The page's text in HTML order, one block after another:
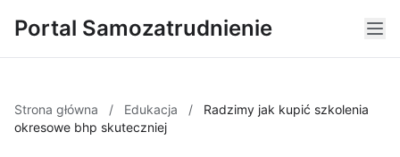
Portal Samozatrudnienie
Strona główna / Edukacja /
Radzimy jak kupić szkolenia
okresowe bhp skuteczniej